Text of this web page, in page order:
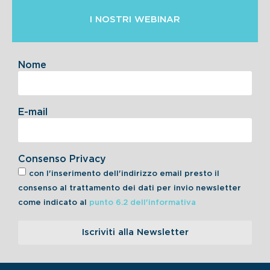
I NOSTRI WEBINAR
Consenso Privacy
con l'inserimento dell'indirizzo email presto il
consenso al trattamento dei dati per invio newsletter
come indicato al punto 6.2 dell'informativa
Nome
E-mail
Iscriviti alla Newsletter